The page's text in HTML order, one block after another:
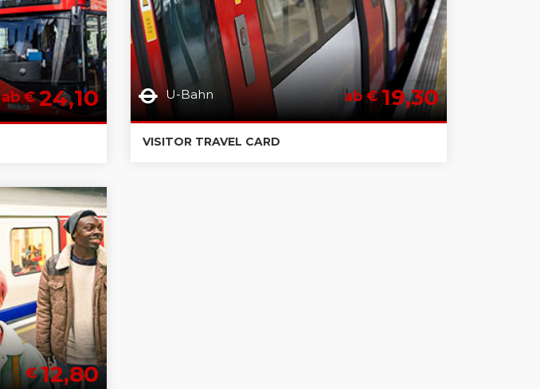
ab €24,10 U-Bahn ab €19,30
VISITOR TRAVEL CARD
€12,80